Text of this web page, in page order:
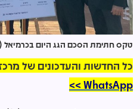
טקס חתימת הסכם הגג היום בכרמיאל
כל החדשות והעדכונים של
WhatsApp >>